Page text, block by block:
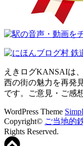
えきログKANSAIは
西の街の魅力を再発
です。ご意見・ご感
WordPress Theme
Copyright© ご当地的
Rights Reserved.